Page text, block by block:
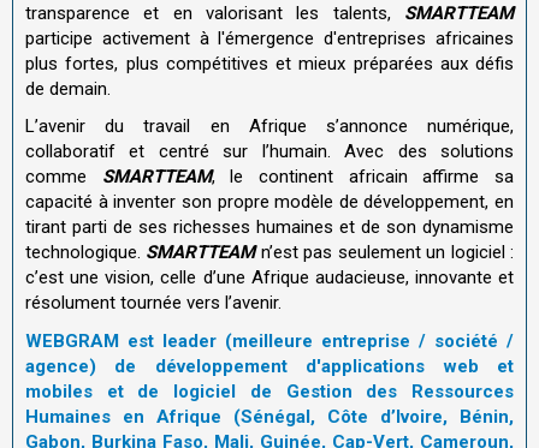
transparence et en valorisant les talents, SMARTTEAM
participe activement à l'émergence d'entreprises africaines
plus fortes, plus compétitives et mieux préparées aux défis
de demain.
L’avenir du travail en Afrique s’annonce numérique,
collaboratif et centré sur l’humain. Avec des solutions
comme SMARTTEAM, le continent africain affirme sa
capacité à inventer son propre modèle de développement, en
tirant parti de ses richesses humaines et de son dynamisme
technologique. SMARTTEAMn’est pas seulement un logiciel :
c’est une vision, celle d’une Afrique audacieuse, innovante et
résolument tournée vers l’avenir.
WEBGRAM est leader (meilleure entreprise / société /
agence) de développement d'applications web et
mobiles et de logiciel de Gestion des Ressources
Humaines en Afrique (Sénégal, Côte d’Ivoire, Bénin,
Gabon, Burkina Faso, Mali, Guinée, Cap-Vert, Cameroun,